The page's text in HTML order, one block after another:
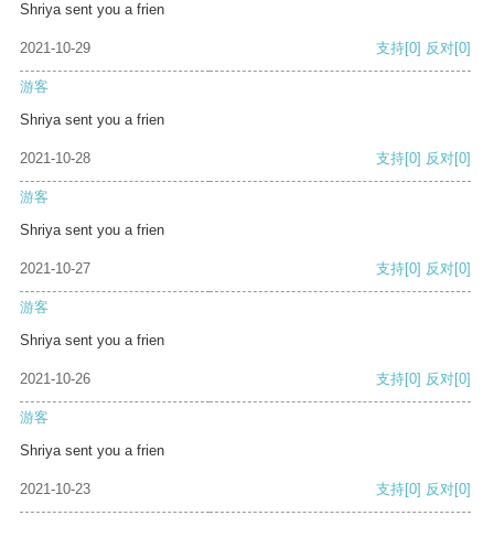
Shriya sent you a frien
2021-10-29 支持[0] 反对[0]
游客
Shriya sent you a frien
2021-10-28 支持[0] 反对[0]
游客
Shriya sent you a frien
2021-10-27 支持[0] 反对[0]
游客
Shriya sent you a frien
2021-10-26 支持[0] 反对[0]
游客
Shriya sent you a frien
2021-10-23 支持[0] 反对[0]